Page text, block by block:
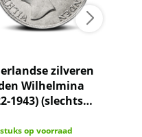
zilveren
Wilhelmina
1943) (slechts
stuks op voorraad